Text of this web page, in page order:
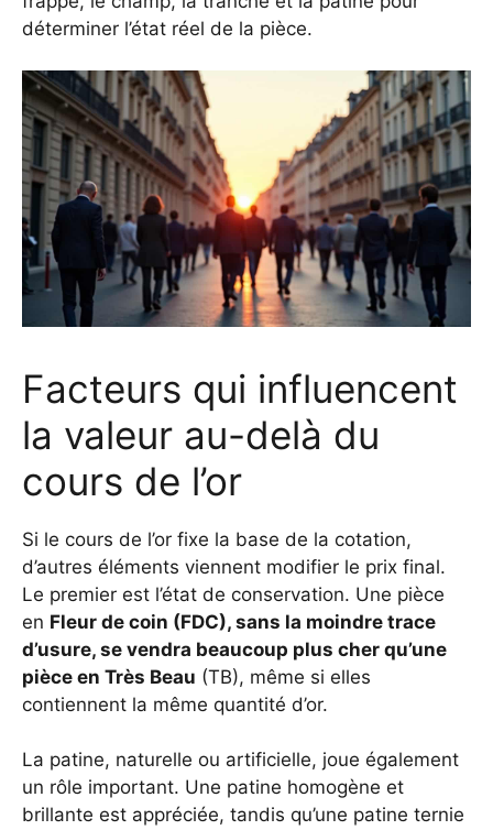
déterminer l’état réel de la pièce.
Facteurs qui influencent
la valeur au-delà du
cours de l’or
Si le cours de l’or fixe la base de la cotation,
d’autres éléments viennent modifier le prix final.
Le premier est l’état de conservation. Une pièce
en Fleur de coin (FDC), sans la moindre trace
d’usure, se vendra beaucoup plus cher qu’une
pièce en Très Beau (TB), même si elles
contiennent la même quantité d’or.
La patine, naturelle ou artificielle, joue également
un rôle important. Une patine homogène et
brillante est appréciée, tandis qu’une patine ternie